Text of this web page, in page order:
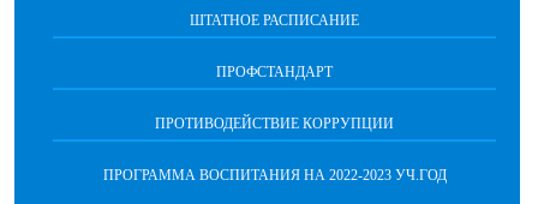
ШТАТНОЕ РАСПИСАНИЕ
ПРОФСТАНДАРТ
ПРОТИВОДЕЙСТВИЕ КОРРУПЦИИ
ПРОГРАММА ВОСПИТАНИЯ НА 2022-2023 УЧ.ГОД